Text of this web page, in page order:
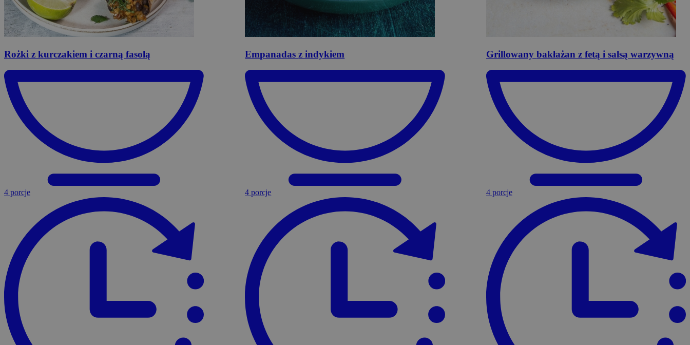
Rożki z kurczakiem i czarną fasolą
4 porcje
Empanadasz indykiem
4 porcje
Grillowany bakłażan z fetą i salsą warzywną
4 porcje